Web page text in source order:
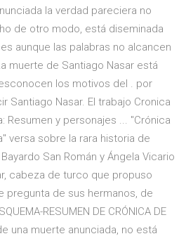
la verdad pareciera no
de otro modo, está diseminada
aunque las palabras no alcancen
muerte de Santiago Nasar está
los motivos del . por
Santiago Nasar. El trabajo Cronica
Resumen y personajes ... "Crónica
versa sobre la rara historia de
San Román y Ángela Vicario
cabeza de turco que propuso
pregunta de sus hermanos, de
RESUMEN DE CRÓNICA DE
una muerte anunciada, no está